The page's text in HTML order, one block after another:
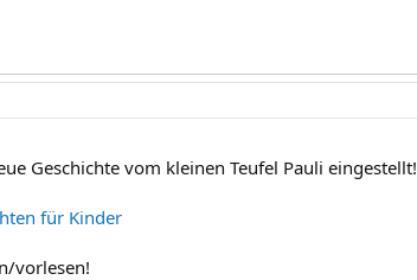
Geschichte vom kleinen Teufel Pauli eingestellt!
für Kinder
vorlesen!